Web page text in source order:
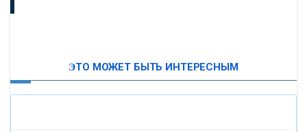
ЭТО МОЖЕТ БЫТЬ ИНТЕРЕСНЫМ